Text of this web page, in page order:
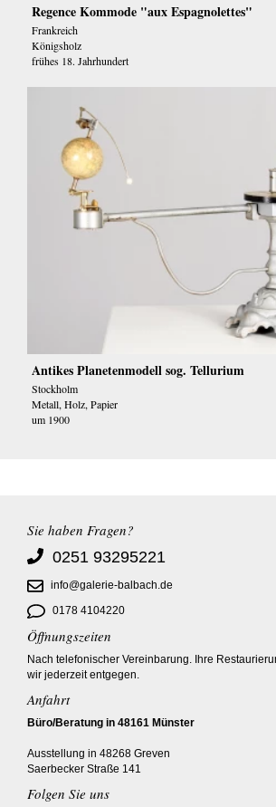
Regence Kommode "aux Espagnolettes"
Frankreich
Königsholz
frühes 18. Jahrhundert
Antikes Planetenmodell sog. Tellurium
Stockholm
Metall, Holz, Papier
um 1900
Sie haben Fragen?
0251 93295221
info@galerie-balbach.de
0178 4104220
Öffnungszeiten
Nach telefonischer Vereinbarung. Ihre
wir jederzeit entgegen.
Anfahrt
Büro/Beratung in 48161 Münster
Ausstellung in 48268 Greven
Saerbecker Straße 141
Folgen Sie uns